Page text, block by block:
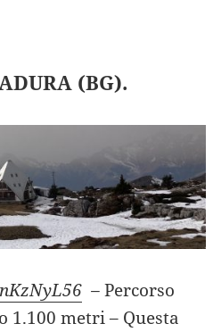
(BG).
–Percorso
metri – Questa